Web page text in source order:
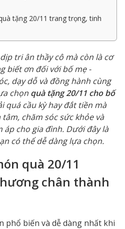
tặng 20/11 trang trọng, tinh
tri ân thầy cô mà còn là cơ
biết ơn đối với bố mẹ -
dạy dỗ và đồng hành cùng
chọn quà tặng 20/11 cho bố
cầu kỳ hay đắt tiền mà
chăm sóc sức khỏe và
áp cho gia đình. Dưới đây là
có thể dễ dàng lựa chọn.
quà 20/11
chân thành
phổ biến và dễ dàng nhất khi